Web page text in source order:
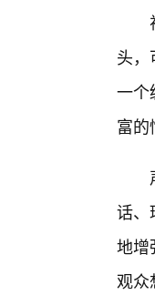
头
一个
富的
话、
地增
观众